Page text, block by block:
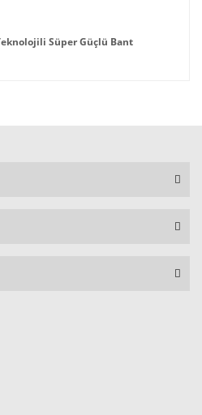
Süper Güçlü Bant